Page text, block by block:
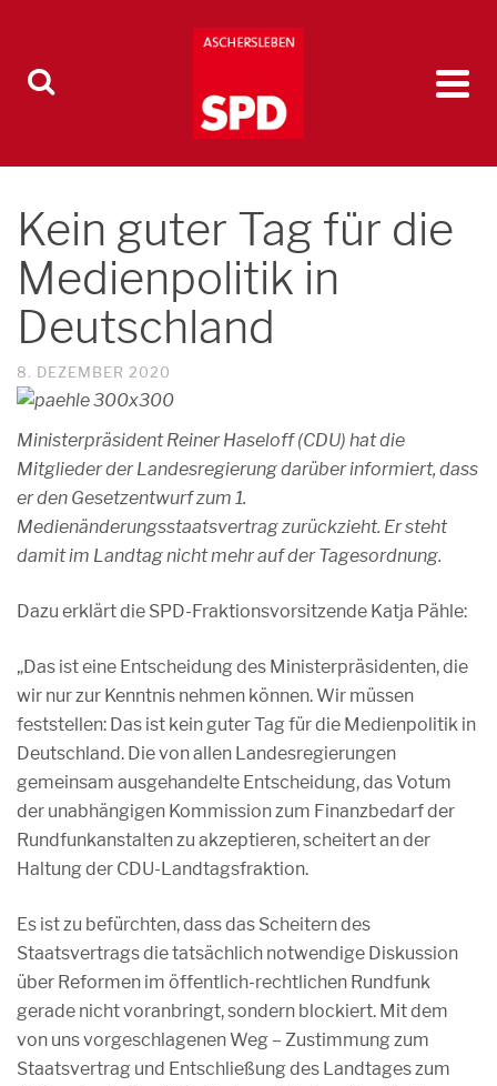
Kein guter Tag für die
Medienpolitik in
Deutschland
8. DEZEMBER 2020
Ministerpräsident Reiner Haseloff (CDU) hat die
Mitglieder der Landesregierung darüber informiert, dass
er den Gesetzentwurf zum 1.
Medienänderungsstaatsvertrag zurückzieht. Er steht
damit im Landtag nicht mehr auf der Tagesordnung.
Dazu erklärt die SPD-Fraktionsvorsitzende Katja Pähle:
„Das ist eine Entscheidung des Ministerpräsidenten, die
wir nur zur Kenntnis nehmen können. Wir müssen
feststellen: Das ist kein guter Tag für die Medienpolitik in
Deutschland. Die von allen Landesregierungen
gemeinsam ausgehandelte Entscheidung, das Votum
der unabhängigen Kommission zum Finanzbedarf der
Rundfunkanstalten zu akzeptieren, scheitert an der
Haltung der CDU-Landtagsfraktion.
Es ist zu befürchten, dass das Scheitern des
Staatsvertrags die tatsächlich notwendige Diskussion
über Reformen im öffentlich-rechtlichen Rundfunk
gerade nicht voranbringt, sondern blockiert. Mit dem
von uns vorgeschlagenen Weg – Zustimmung zum
Staatsvertrag und Entschließung des Landtages zum